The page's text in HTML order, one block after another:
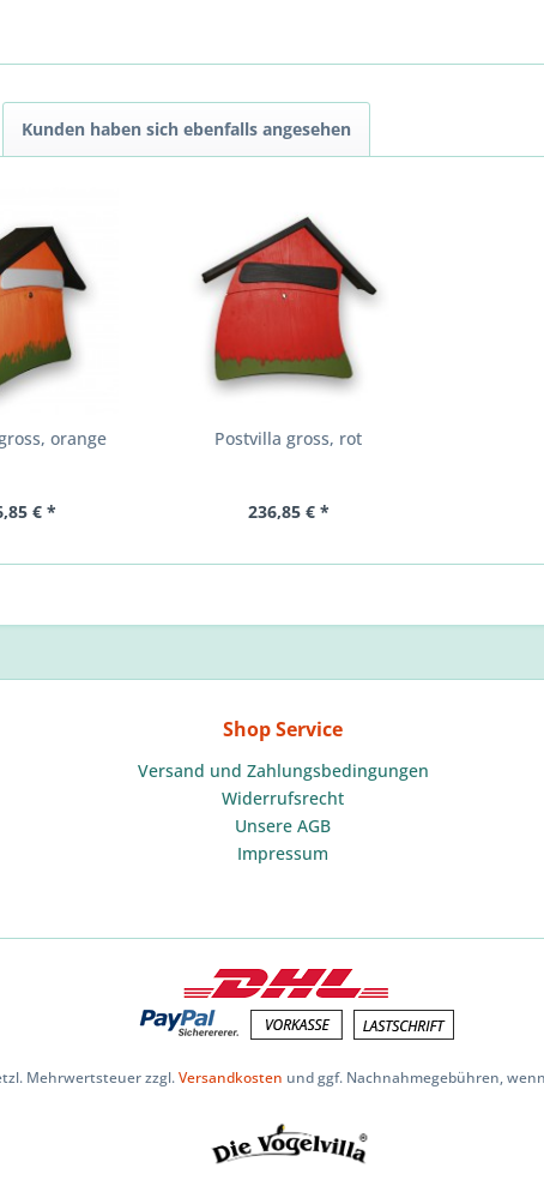
Kunden haben sich ebenfalls angesehen
orange
€ *
Postvilla gross, rot
236,85 € *
Shop Service
Versand und Zahlungsbedingungen
Widerrufsrecht
Unsere AGB
Impressum
Mehrwertsteuer zzgl.Versandkosten und ggf. Nachnahmegebühren,